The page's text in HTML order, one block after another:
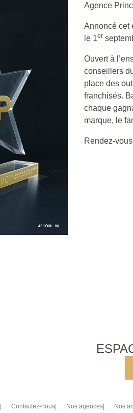
Agence
Annoncé cet
le 1er
Ouvert à
conseillers
place des
franchisés.
chaque
marque, le
Rendez-
Contactez-nous Nos agences Nos